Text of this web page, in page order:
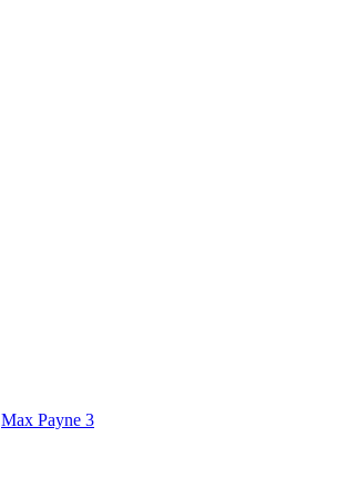
Max Payne 3